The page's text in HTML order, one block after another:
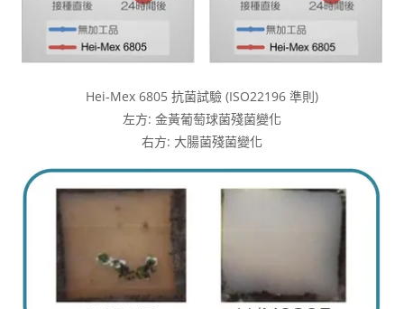
Hei-Mex 6805 抗菌試驗 (ISO22196 準則)
左方: 金黃葡萄球菌殘菌變化
右方: 大腸菌殘菌變化